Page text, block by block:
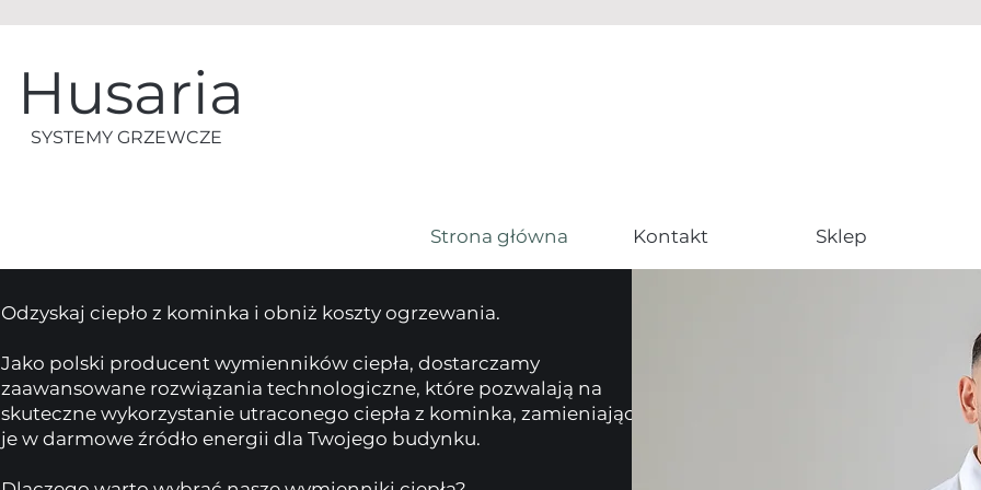
Husaria
SYSTEMY GRZEWCZE
Strona główna Kontakt Sklep
Odzyskaj ciepło z kominka i obniż koszty ogrzewania.
​Jako polski producent wymienników ciepła, dostarczamy
zaawansowane rozwiązania technologiczne, które pozwalają na
skuteczne wykorzystanie utraconego ciepła z kominka, zamieniając
je w darmowe źródło energii dla Twojego budynku.